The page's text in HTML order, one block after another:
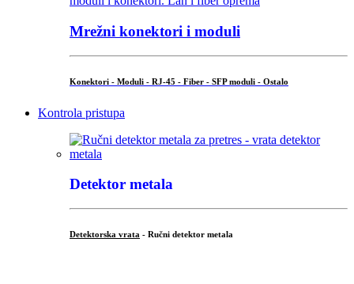
Mrežni konektori i moduli
Konektori - Moduli - RJ-45 - Fiber - SFP moduli - Ostalo
Kontrola pristupa
Detektor metala
Detektorska vrata - Ručni detektor metala